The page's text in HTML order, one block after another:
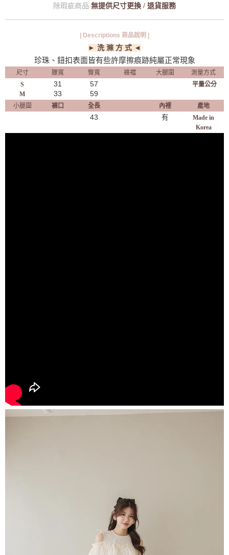
除瑕疵商品 無提供尺寸更換 / 退貨服務
| Descriptions 商品說明 |
► 洗 滌 方 式 ◄
珍珠、鈕扣表面皆有些許摩擦痕跡純屬正常現象
尺寸 腰寬 臀寬 褲襠 大腿圍
測量方式
S
M
31
33
57
59
平量公分
小腿圍 褲口 全長 內裡 產地
43 有
Made in
Korea